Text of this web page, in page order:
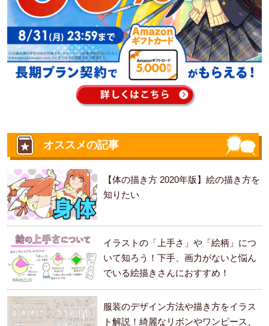
オススメの記事
【体の描き方 2020年版】絵の描き方を
知りたい
イラストの「上手さ」や「絵柄」につ
いて知ろう！下手、画力がないと悩ん
でいる絵描きさんにおすすめ！
服装のデザイン方法や描き方をイラス
ト解説！綺麗なリボンやワンピース、